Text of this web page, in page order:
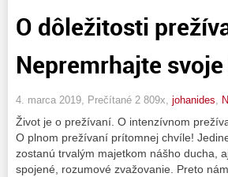
O dôležitosti
Nepremrhajte
4. marca 2019, Prečítané 2 809x, johanides,
Život je o prežívaní. O intenzívnom
O plnom prežívaní prítomnej chvíle!
zostanú trvalým majetkom nášho ducha,
spojené, rozumové zvažovanie. Preto